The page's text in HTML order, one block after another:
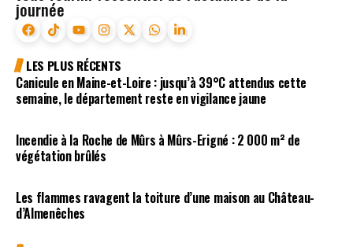
journée
LES PLUS RÉCENTS
Canicule en Maine-et-Loire : jusqu’à 39°C attendus cette
semaine, le département reste en vigilance jaune
Incendie à la Roche de Mûrs à Mûrs-Erigné : 2 000 m² de
végétation brûlés
Les flammes ravagent la toiture d’une maison au Château-
d’Almenêches